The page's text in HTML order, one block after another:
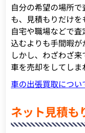
自分の希望の場所
も、見積もりだけを
自宅や職場などで
込むよりも手間暇が
しかし、わざわざ来
車を売却をしてしま
車の出張買取につい
ネット見積も